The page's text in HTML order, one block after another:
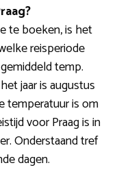
te boeken, is het
reisperiode
temp.
jaar is augustus
temperatuur is om
voor Praag is in
Onderstaand tref
dagen.